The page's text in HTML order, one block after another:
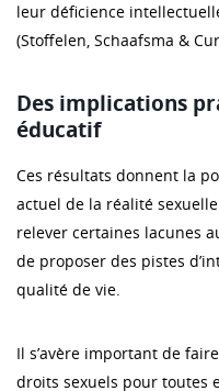
leur déficience
(Stoffelen, Schaafsma &
Des implications
éducatif
Ces résultats donnent la
actuel de la réalité
relever certaines lacunes
de proposer des pistes
qualité de vie.
Il s’avère important de
droits sexuels pour toutes